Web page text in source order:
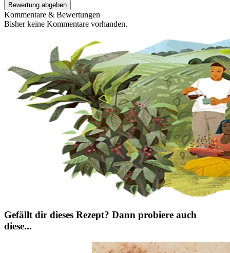
Bewertung abgeben
Kommentare & Bewertungen
Bisher keine Kommentare vorhanden.
Gefällt dir dieses Rezept? Dann probiere auch
diese...